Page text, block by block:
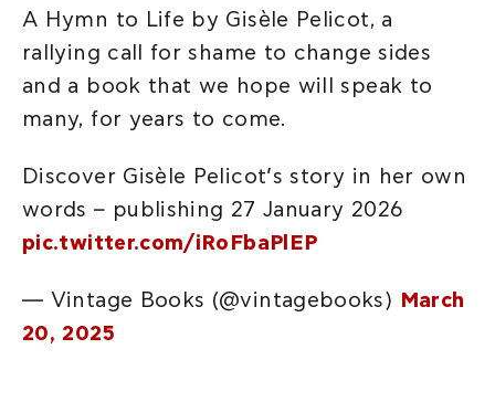
A Hymn to Life by Gisèle Pelicot, a
rallying call for shame to change sides
and a book that we hope will speak to
many, for years to come.
Discover Gisèle Pelicot’s story in her own
words – publishing 27 January 2026
pic.twitter.com/iRoFbaPlEP
— Vintage Books (@vintagebooks) March
20, 2025